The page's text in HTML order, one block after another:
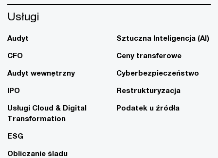
Usługi
Audyt
CFO
Audyt wewnętrzny
IPO
Usługi Cloud & Digital
Transformation
ESG
Obliczanie śladu
Sztuczna Inteligencja (AI)
Ceny transferowe
Cyberbezpieczeństwo
Restrukturyzacja
Podatek u źródła